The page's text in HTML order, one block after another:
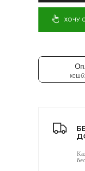
ХОЧУ